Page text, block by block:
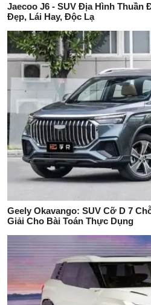
Jaecoo J6 - SUV Địa Hình Thuần
Đẹp, Lái Hay, Độc Lạ
Geely Okavango: SUV Cỡ D 7
Giải Cho Bài Toán Thực Dụng